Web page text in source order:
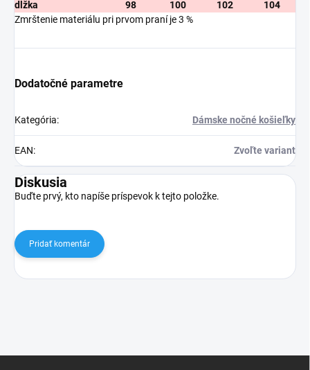
dĺžka
98 100 102
104
Zmrštenie materiálu pri prvom praní je 3 %
Dodatočné parametre
Kategória: Dámske nočné košieľky
EAN: Zvoľte variant
Diskusia
Buďte prvý, kto napíše príspevok k tejto položke.
Pridať komentár